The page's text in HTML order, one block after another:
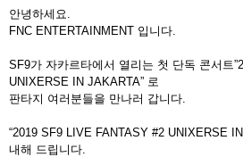
안녕하세요.
FNC ENTERTAINMENT 입니다
SF9가 자카르타에서 열리는 첫 단독 콘서트
UNIXERSE IN JAKARTA” 로
판타지 여러분들을 만나러 갑니다
“2019 SF9 LIVE FANTASY #2 UNIXERSE
내해 드립니다